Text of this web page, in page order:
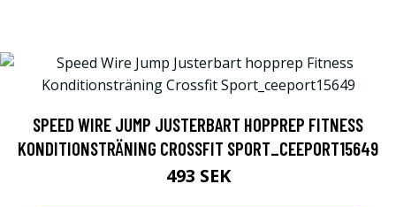
SPEED WIRE JUMP JUSTERBART HOPPREP FITNESS
KONDITIONSTRÄNING CROSSFIT SPORT_CEEPORT15649
493 SEK